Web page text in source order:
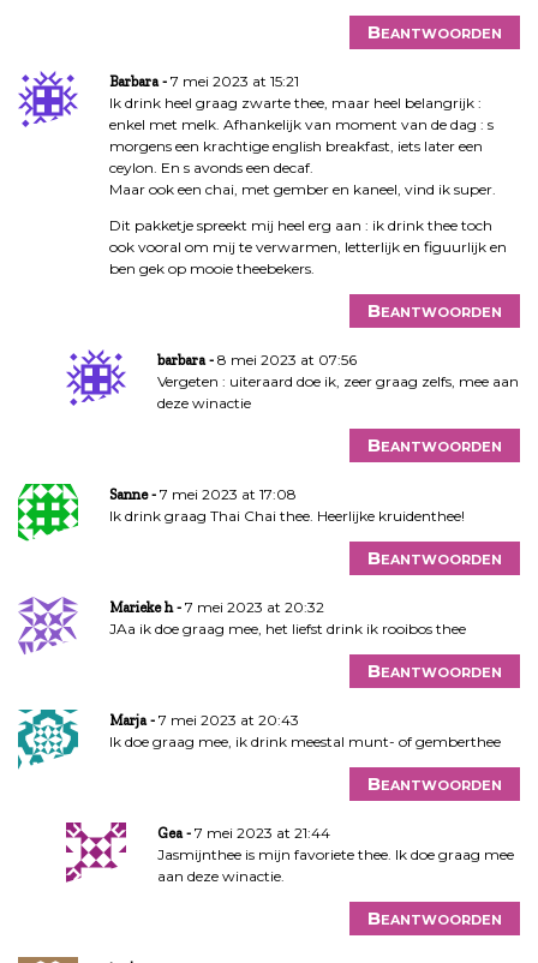
Beantwoorden
Barbara
7 mei 2023 at 15:21
Ik drink heel graag zwarte thee, maar heel belangrijk :
enkel met melk. Afhankelijk van moment van de dag : s
morgens een krachtige english breakfast, iets later een
ceylon. En s avonds een decaf.
Maar ook een chai, met gember en kaneel, vind ik super.
Dit pakketje spreekt mij heel erg aan : ik drink thee toch
ook vooral om mij te verwarmen, letterlijk en figuurlijk en
ben gek op mooie theebekers.
Beantwoorden
barbara
8 mei 2023 at 07:56
Vergeten : uiteraard doe ik, zeer graag zelfs, mee aan
deze winactie
Beantwoorden
Sanne
7 mei 2023 at 17:08
Ik drink graag Thai Chai thee. Heerlijke kruidenthee!
Beantwoorden
Marieke h
7 mei 2023 at 20:32
JAa ik doe graag mee, het liefst drink ik rooibos thee
Beantwoorden
Marja
7 mei 2023 at 20:43
Ik doe graag mee, ik drink meestal munt- of gemberthee
Beantwoorden
Gea
7 mei 2023 at 21:44
Jasmijnthee is mijn favoriete thee. Ik doe graag mee
aan deze winactie.
Beantwoorden